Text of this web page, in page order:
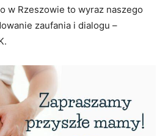
w Rzeszowie to wyraz naszego
zaufania i dialogu –